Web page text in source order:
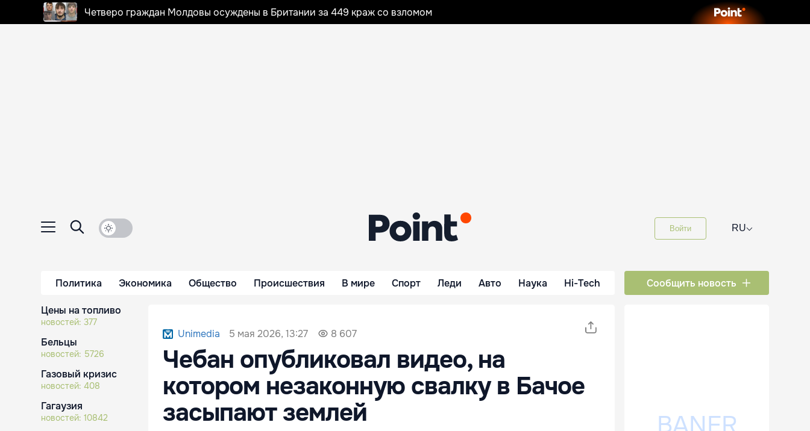
Четверо граждан Молдовы осуждены в Британии за 449 краж со взломом
Войти RU⌵
Политика Экономика Общество Происшествия В мире Спорт Леди Авто Наука Hi-Tech Сообщить новость
Цены на топливо
новостей: 377
Бельцы
новостей: 5726
Газовый кризис
новостей: 408
Гагаузия
новостей: 10842
Unimedia 5 мая 2026, 13:27 8 607
Чебан опубликовал видео, на
котором незаконную свалку в Бачое
засыпают землей